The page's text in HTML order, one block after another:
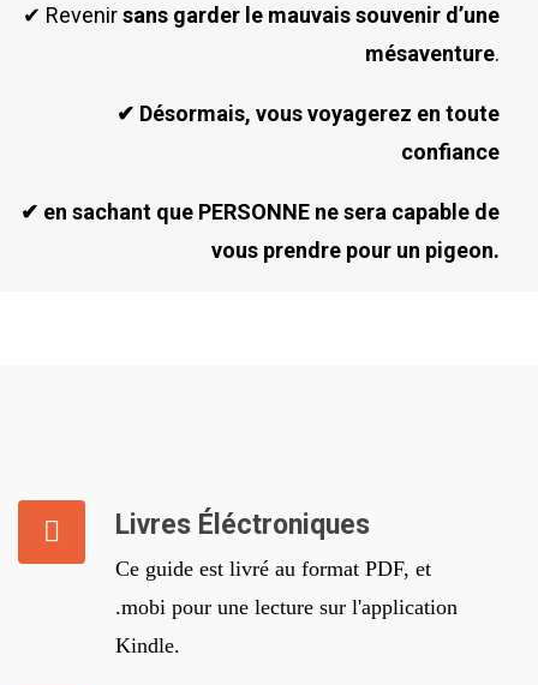
✔ Revenirsans garder le mauvais souvenir d’une
mésaventure.
✔ Désormais, vous voyagerez en toute
confiance
✔ en sachant que PERSONNE ne sera capable de
vous prendre pour un pigeon.
Livres Éléctroniques
Ce guide est livré au format PDF, et
.mobi pour une lecture sur l'application
Kindle.